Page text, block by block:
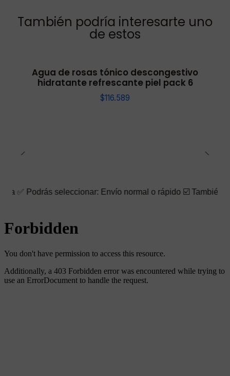
También podría interesarte uno
de estos
Agua de rosas tónico descongestivo
hidratante refrescante piel pack 6
$116.589
seleccionar: Envío normal o rápido ☑️ También puedes